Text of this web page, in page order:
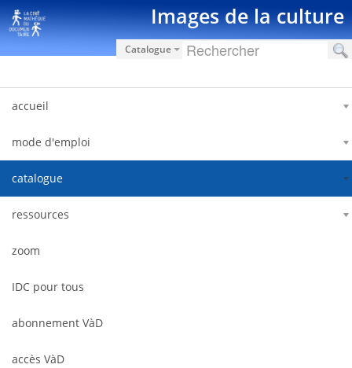
Saut au contenu Images de la culture
Catalogue
accueil
mode d'emploi
catalogue
ressources
zoom
IDC pour tous
abonnement VàD
accès VàD